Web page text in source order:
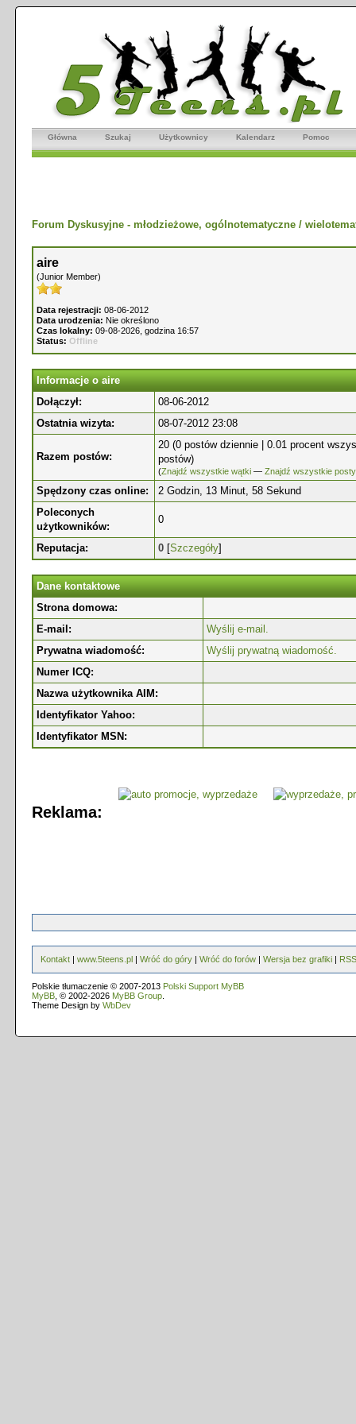
Główna Szukaj Użytkownicy Kalendarz Pomoc
Forum Dyskusyjne - młodzieżowe, ogólnotematyczne /
aire
(Junior Member)
Data rejestracji: 08-06-2012
Data urodzenia: Nie określono
Czas lokalny: 09-08-2026, godzina 16:57
Status: Offline
Informacje o aire
Dołączył:
08-06-2012
Ostatnia wizyta:
08-07-2012 23:08
Razem postów:
20 (0 postów dziennie | 0.01 procent
postów)
(Znajdź wszystkie wątki — Znajdź wszystkie posty
Spędzony czas online:
2 Godzin, 13 Minut, 58 Sekund
Poleconych
użytkowników:
0
Reputacja: 0 [Szczegóły]
Dane kontaktowe
Strona domowa:
E-mail:
Wyślij e-mail.
Prywatna wiadomość:
Wyślij prywatną wiadomość.
Numer ICQ:
Nazwa użytkownika AIM:
Identyfikator Yahoo:
Identyfikator MSN:
Reklama:
Kontakt | www.5teens.pl | Wróć do góry | Wróć do forów | Wersja bez grafiki | RSS
Polskie tłumaczenie © 2007-2013 Polski Support MyBB
MyBB , © 2002-2026 MyBB Group
Theme Design by WbDev